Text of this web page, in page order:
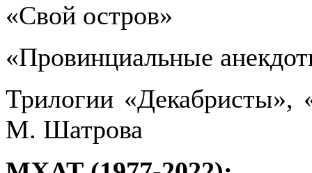
«Свой остров»
«Провинциальные
Трилогии «Декабристы»,
М. Шатрова